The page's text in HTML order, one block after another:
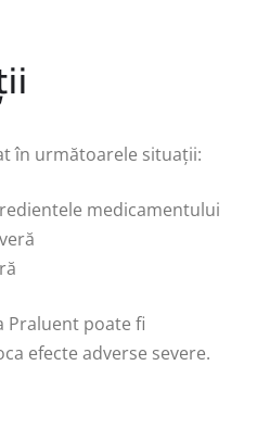
în următoarele situații:
medicamentului
Praluent poate fi
efecte adverse severe.